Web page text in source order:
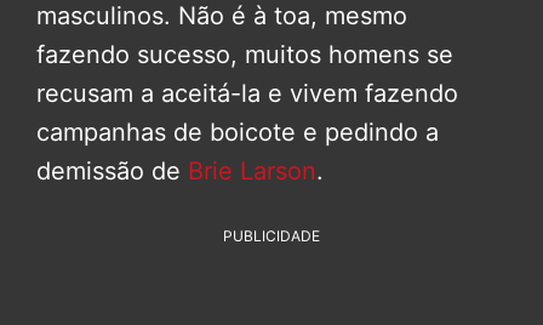
masculinos. Não é à toa, mesmo
fazendo sucesso, muitos homens se
recusam a aceitá-la e vivem fazendo
campanhas de boicote e pedindo a
demissão de Brie Larson.
PUBLICIDADE